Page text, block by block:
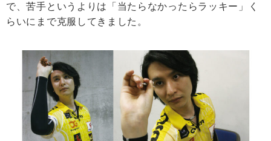
で、苦手というよりは「当たらなかったらラッキー」く
らいにまで克服してきました。